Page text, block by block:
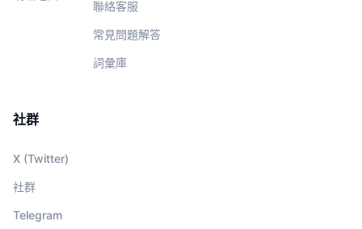
聯絡客服
常見問題解答
詞彙庫
社群
X (Twitter)
社群
Telegram